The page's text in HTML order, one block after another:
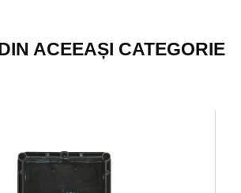
ACEEAȘI CATEGORIE